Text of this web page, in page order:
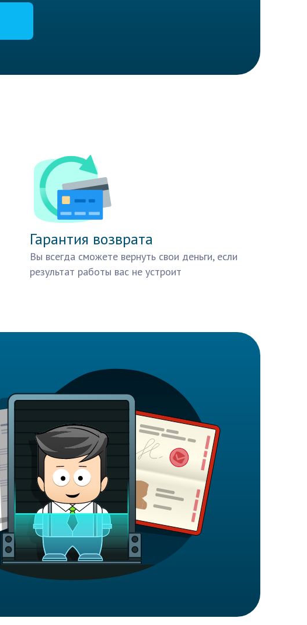
Гарантия возврата
Вы всегда сможете вернуть свои деньги, если
результат работы вас не устроит